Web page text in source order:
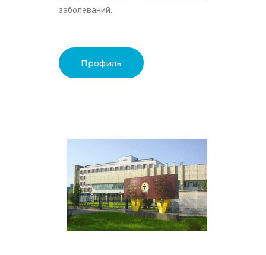
заболеваний.
Профиль